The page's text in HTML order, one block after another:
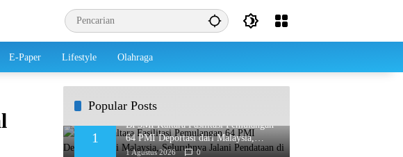
E-Paper Lifestyle Olahraga
Popular Posts
1
BP3MI Kaltara Fasilitasi Pemulangan
64 PMI Deportasi dari Malaysia,
Seluruhnya Jalani Pendataan di
1 Agustus 2026 0